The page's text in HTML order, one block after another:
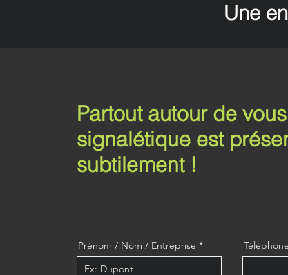
Une
Partout autour de
signalétique est
subtilement !
Prénom / Nom / Entreprise Téléphone